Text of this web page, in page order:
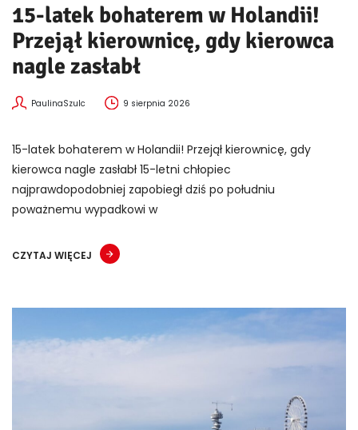
15-latek bohaterem w Holandii!
Przejął kierownicę, gdy kierowca
nagle zasłabł
PaulinaSzulc 9 sierpnia 2026
15-latek bohaterem w Holandii! Przejął kierownicę, gdy
kierowca nagle zasłabł 15-letni chłopiec
najprawdopodobniej zapobiegł dziś po południu
poważnemu wypadkowi w
CZYTAJ WIĘCEJ